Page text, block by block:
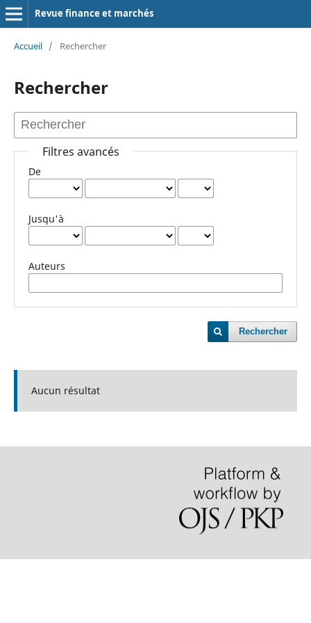
Revue finance et marchés
Accueil / Rechercher
Rechercher
Filtres avancés
De
Jusqu'à
Auteurs
Rechercher
Aucun résultat